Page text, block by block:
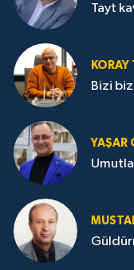
Tayt
KORAY
Bizi
YAŞAR